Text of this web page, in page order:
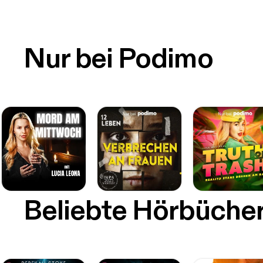
Nur bei Podimo
Beliebte